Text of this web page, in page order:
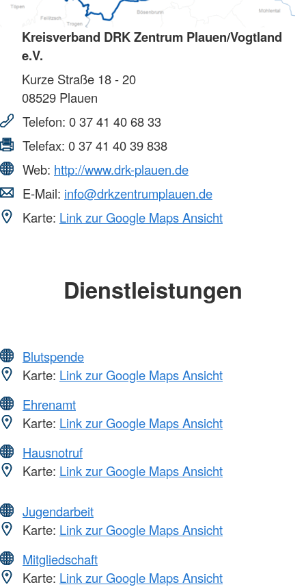
Kreisverband DRK Zentrum Plauen/Vogtland
e.V.
Kurze Straße 18 - 20
08529 Plauen
Telefon: 0 37 41 40 68 33
Telefax: 0 37 41 40 39 838
Web: http://www.drk-plauen.de
E-Mail: info@drkzentrumplauen.de
Karte: Link zur Google Maps Ansicht
Dienstleistungen
Blutspende
Karte: Link zur Google Maps Ansicht
Ehrenamt
Karte: Link zur Google Maps Ansicht
Hausnotruf
Karte: Link zur Google Maps Ansicht
Jugendarbeit
Karte: Link zur Google Maps Ansicht
Mitgliedschaft
Karte: Link zur Google Maps Ansicht